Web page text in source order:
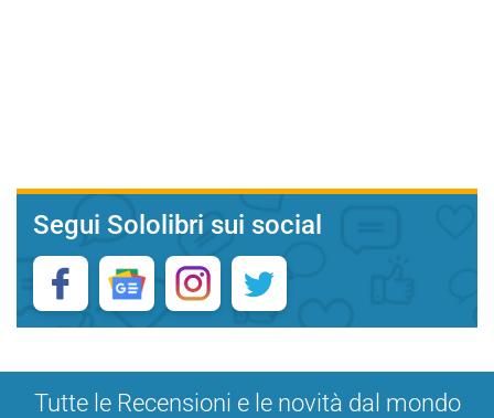
Segui Sololibri sui social
Tutte le Recensioni e le novità dal mondo